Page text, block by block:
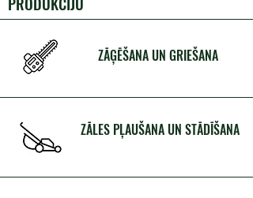
ZĀĢĒŠANA UN GRIEŠANA
ZĀLES PĻAUŠANA UN STĀDĪŠANA